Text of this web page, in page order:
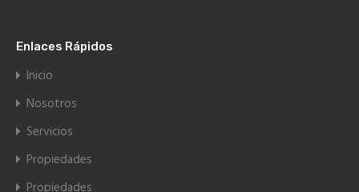
Enlaces Rápidos
Inicio
Nosotros
Servicios
Propiedades
Propiedades